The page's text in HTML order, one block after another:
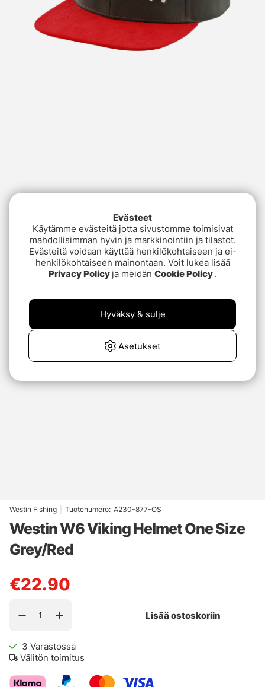
Westin Fishing Tuotenumero: A230-877-OS
Westin W6 Viking Helmet One Size
Grey/Red
€22.90
Lisää ostoskoriin
3 Varastossa
Välitön toimitus
Evästeet
Käytämme evästeitä jotta sivustomme toimisivat
mahdollisimman hyvin ja markkinointiin ja tilastot.
Evästeitä voidaan käyttää henkilökohtaiseen ja ei-
henkilökohtaiseen mainontaan. Voit lukea lisää
Privacy Policy ja meidän Cookie Policy .
Asetukset
Hyväksy & sulje